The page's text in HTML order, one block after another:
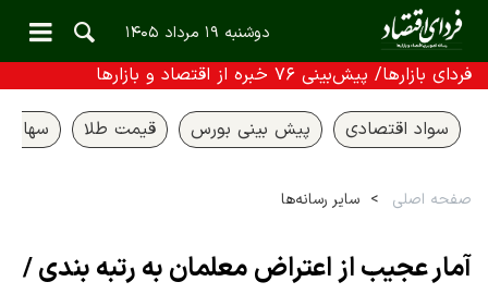
دوشنبه ۱۹ مرداد ۱۴۰۵
فردای بازارها/ پیش‌بینی ۷۶ خبره از اقتصاد و بازارها
سواد اقتصادی پیش بینی بورس قیمت طلا سهام
صفحه اصلی سایر رسانه‌ها
آمار عجیب از اعتراض معلمان به رتبه بندی /